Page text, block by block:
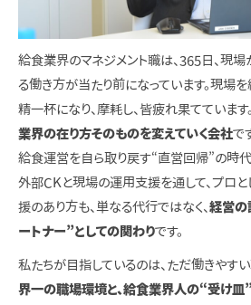
給食業界のマネジメント職は、365日、現
る働き方が当たり前になっています。現場
精一杯になり、摩耗し、皆疲れ果てています
業界の在り方そのものを変えていく会社で
給食運営を自ら取り戻す“直営回帰”の時代
外部CKと現場の運用支援を通して、プロと
援のあり方も、単なる代行ではなく、 経営の
ートナー”としての関わりです。
私たちが目指しているのは、ただ働きやす
界一の職場環境と、給食業界人の“受け皿